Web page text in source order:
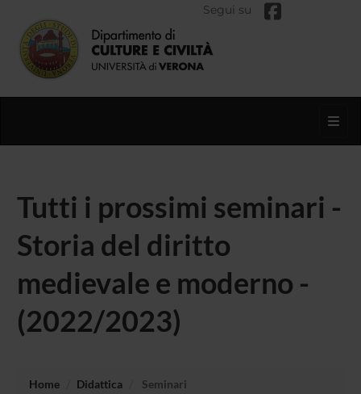
Segui su
Tutti i prossimi seminari -
Storia del diritto
medievale e moderno -
(2022/2023)
Home Didattica Seminari